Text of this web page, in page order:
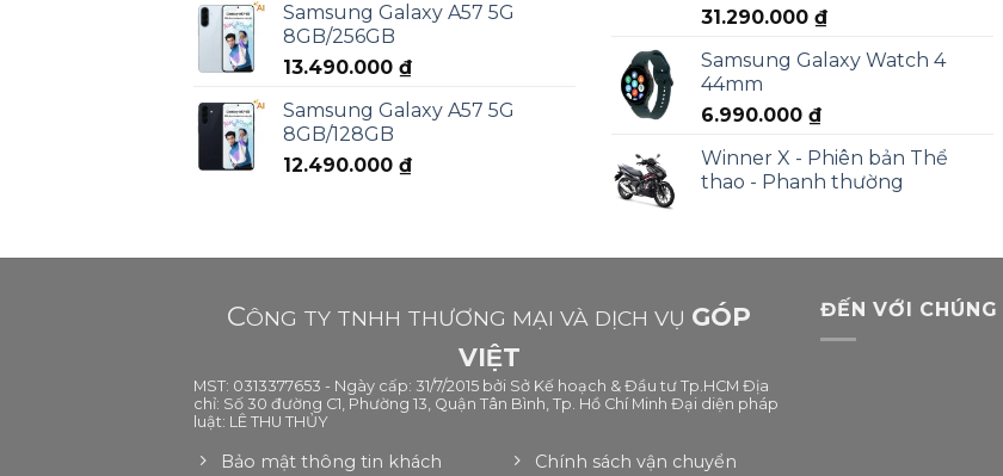
Samsung Galaxy A57 5G
8GB/256GB
13.490.000 ₫
Samsung Galaxy A57 5G
8GB/128GB
12.490.000 ₫
31.290.000 ₫
Samsung Galaxy Watch 4
44mm
6.990.000 ₫
Winner X - Phiên bản Thể
thao - Phanh thường
CÔNG TY TNHH THƯƠNG MẠI VÀ DỊCH VỤ GÓP
VIỆT
MST: 0313377653 - Ngày cấp: 31/7/2015 bởi Sở Kế hoạch & Đầu tư Tp.HCM Địa
chỉ: Số 30 đường C1, Phường 13, Quận Tân Bình, Tp. Hồ Chí Minh Đại diện pháp
luật: LÊ THU THỦY
Bảo mật thông tin khách Chính sách vận chuyển
ĐẾN VỚI CHÚNG